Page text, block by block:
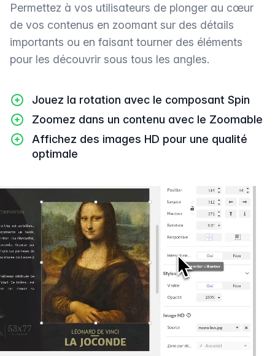
Permettez à vos utilisateurs de plonger au cœur
de vos contenus en zoomant sur des détails
importants ou en faisant tourner des éléments
pour les découvrir sous tous les angles.
Jouez la rotation avec le composant Spin
Zoomez dans un contenu avec le Zoomable
Affichez des images HD pour une qualité
optimale